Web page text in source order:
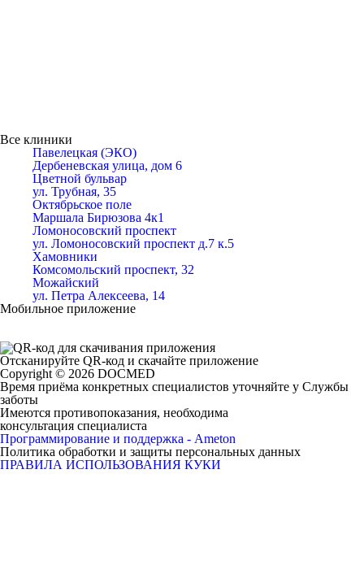
Все клиники
Павелецкая (ЭКО)
Дербеневская улица, дом 6
Цветной бульвар
ул. Трубная, 35
Октябрьское поле
Маршала Бирюзова 4к1
Ломоносовский проспект
ул. Ломоносовский проспект д.7 к.5
Хамовники
Комсомольский проспект, 32
Можайский
ул. Петра Алексеева, 14
Мобильное приложение
Отсканируйте QR-код и скачайте приложение
Copyright © 2026 DOCMED
Время приёма конкретных специалистов уточняйте у Службы
заботы
Имеются противопоказания, необходима
консультация специалиста
Программирование и поддержка - Ameton
Политика обработки и защиты персональных данных
ПРАВИЛА ИСПОЛЬЗОВАНИЯ КУКИ